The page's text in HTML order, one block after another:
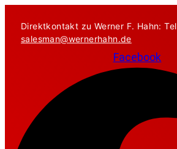
Inhalt
springen
Direktkontakt zu Werner F. Hahn: Tel
salesman@wernerhahn.de
Facebook